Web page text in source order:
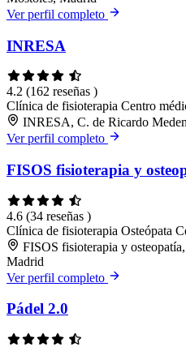
Ver perfil completo
INRESA
4.2 (162 reseñas )
Clínica de fisioterapia Centro
INRESA, C. de Ricardo
Ver perfil completo
FISOS fisioterapia y
4.6 (34 reseñas )
Clínica de fisioterapia Osteópata
FISOS fisioterapia y
Madrid
Ver perfil completo
Pádel 2.0